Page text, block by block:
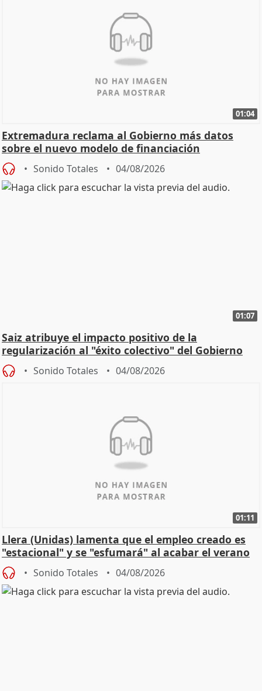
01:04
Extremadura reclama al Gobierno más datos
sobre el nuevo modelo de financiación
Sonido Totales 04/08/2026
01:07
Saiz atribuye el impacto positivo de la
regularización al "éxito colectivo" del Gobierno
Sonido Totales 04/08/2026
01:11
Llera (Unidas) lamenta que el empleo creado es
"estacional" y se "esfumará" al acabar el verano
Sonido Totales 04/08/2026